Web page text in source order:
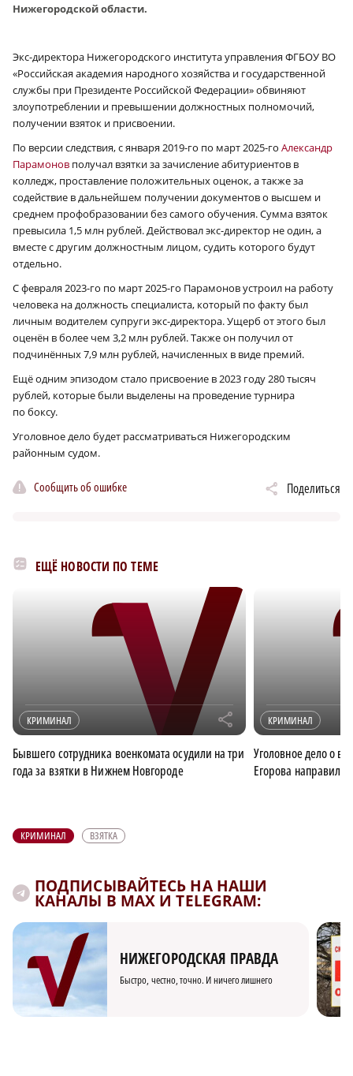
Нижегородской области.
Экс-директора Нижегородского института управления ФГБОУ ВО
«Российская академия народного хозяйства и государственной
службы при Президенте Российской Федерации» обвиняют
злоупотреблении и превышении должностных полномочий,
получении взяток и присвоении.
По версии следствия, с января 2019-го по март 2025-го Александр
Парамонов получал взятки за зачисление абитуриентов в
колледж, проставление положительных оценок, а также за
содействие в дальнейшем получении документов о высшем и
среднем профобразовании без самого обучения. Сумма взяток
превысила 1,5 млн рублей. Действовал экс-директор не один, а
вместе с другим должностным лицом, судить которого будут
отдельно.
С февраля 2023-го по март 2025-го Парамонов устроил на работу
человека на должность специалиста, который по факту был
личным водителем супруги экс-директора. Ущерб от этого был
оценён в более чем 3,2 млн рублей. Также он получил от
подчинённых 7,9 млн рублей, начисленных в виде премий.
Ещё одним эпизодом стало присвоение в 2023 году 280 тысяч
рублей, которые были выделены на проведение турнира
по боксу.
Уголовное дело будет рассматриваться Нижегородским
районным судом.
Сообщить об ошибке Поделиться
ЕЩЁ НОВОСТИ ПО ТЕМЕ
КРИМИНАЛ r
Бывшего сотрудника военкомата осудили на три
года за взятки в Нижнем Новгороде
КРИМИНАЛ
Уголовное дело о
Егорова направили
КРИМИНАЛ ВЗЯТКА
ПОДПИСЫВАЙТЕСЬ НА НАШИ
КАНАЛЫ В MAX И TELEGRAM:
НИЖЕГОРОДСКАЯ ПРАВДА
Быстро, честно, точно. И ничего лишнего